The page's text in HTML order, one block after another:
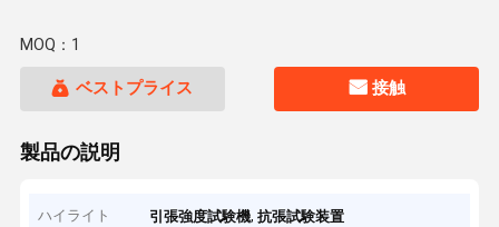
MOQ：1
ベストプライス 接触
製品の説明
ハイライト 引張強度試験機,抗張試験装置